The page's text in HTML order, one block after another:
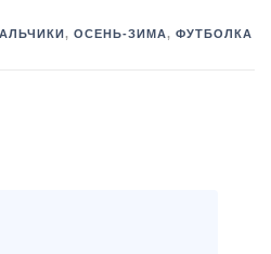
, ОСЕНЬ-ЗИМА, ФУТБОЛКА